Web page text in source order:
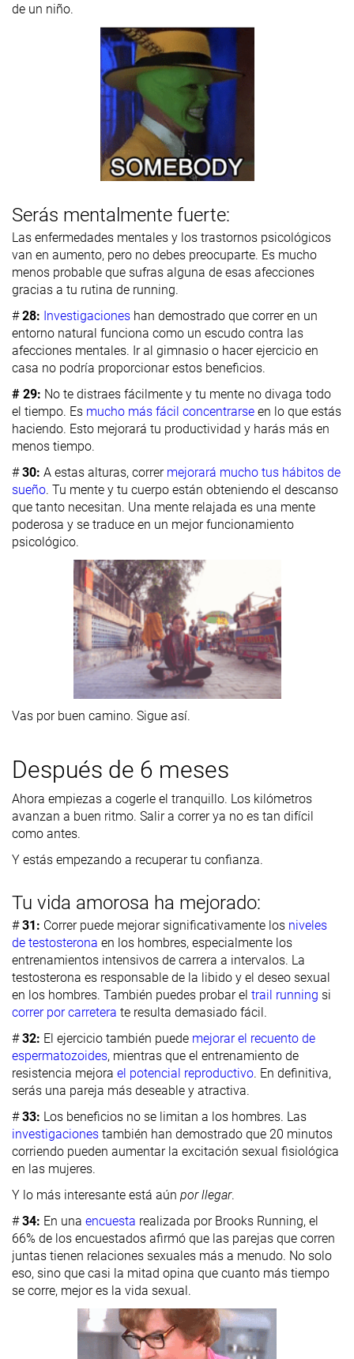
de un niño.
Serás mentalmente fuerte:
Las enfermedades mentales y los trastornos psicológicos
van en aumento, pero no debes preocuparte. Es mucho
menos probable que sufras alguna de esas afecciones
gracias a tu rutina de running.
#28: Investigaciones han demostrado que correr en un
entorno natural funciona como un escudo contra las
afecciones mentales. Ir al gimnasio o hacer ejercicio en
casa no podría proporcionar estos beneficios.
# 29: No te distraes fácilmente y tu mente no divaga todo
el tiempo. Es mucho más fácil concentrarse en lo que estás
haciendo. Esto mejorará tu productividad y harás más en
menos tiempo.
#30: A estas alturas, correr mejorará mucho tus hábitos de
sueño. Tu mente y tu cuerpo están obteniendo el descanso
que tanto necesitan. Una mente relajada es una mente
poderosa y se traduce en un mejor funcionamiento
psicológico.
Vas por buen camino. Sigue así.
Después de 6 meses
Ahora empiezas a cogerle el tranquillo. Los kilómetros
avanzan a buen ritmo. Salir a correr ya no es tan difícil
como antes.
Y estás empezando a recuperar tu confianza.
Tu vida amorosa ha mejorado:
#31: Correr puede mejorar significativamente los niveles
de testosterona en los hombres, especialmente los
entrenamientos intensivos de carrera a intervalos. La
testosterona es responsable de la libido y el deseo sexual
en los hombres. También puedes probar el trail running si
correr por carretera te resulta demasiado fácil.
#32: El ejercicio también puede mejorar el recuento de
espermatozoides, mientras que el entrenamiento de
resistencia mejora el potencial reproductivo. En definitiva,
serás una pareja más deseable y atractiva.
#33: Los beneficios no se limitan a los hombres. Las
investigaciones también han demostrado que 20 minutos
corriendo pueden aumentar la excitación sexual fisiológica
en las mujeres.
Y lo más interesante está aún por llegar.
#34: En una encuesta realizada por Brooks Running, el
66% de los encuestados afirmó que las parejas que corren
juntas tienen relaciones sexuales más a menudo. No solo
eso, sino que casi la mitad opina que cuanto más tiempo
se corre, mejor es la vida sexual.